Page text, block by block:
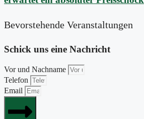
Bevorstehende Veranstaltungen
Schick uns eine Nachricht
Vor und Nachname
Telefon
Email